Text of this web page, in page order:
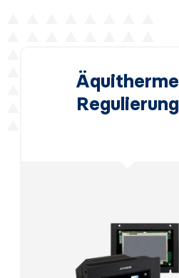
Äquitherme
Regulierung